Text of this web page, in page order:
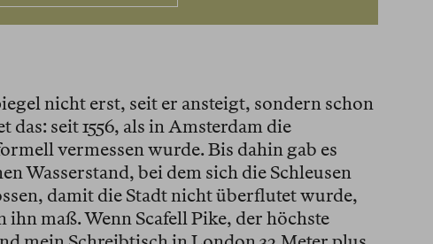
nicht erst, seit er ansteigt, sondern schon
das: seit 1556, als in Amsterdam die
vermessen wurde. Bis dahin gab es
Wasserstand, bei dem sich die Schleusen
damit die Stadt nicht überflutet wurde,
ihn maß. Wenn Scafell Pike, der höchste